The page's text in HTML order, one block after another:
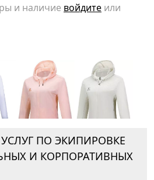
и наличие войдите или
ПО ЭКИПИРОВКЕ
И КОРПОРАТИВНЫХ